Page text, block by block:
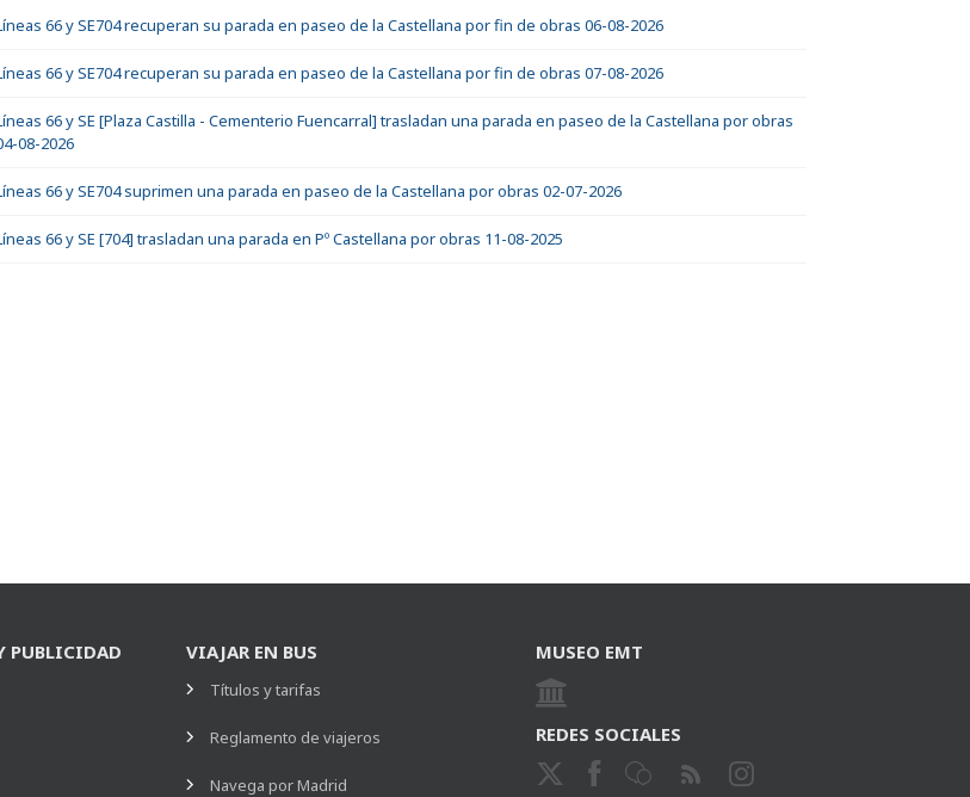
66 y SE704 recuperan su parada en paseo de la Castellana por fin de obras 06-08-2026
66 y SE704 recuperan su parada en paseo de la Castellana por fin de obras 07-08-2026
66 y SE [Plaza Castilla - Cementerio Fuencarral] trasladan una parada en paseo de la Castellana por obras
08-2026
66 y SE704 suprimen una parada en paseo de la Castellana por obras 02-07-2026
66 y SE [704] trasladan una parada en Pº Castellana por obras 11-08-2025
PUBLICIDAD VIAJAR EN BUS
Títulos y tarifas
Reglamento de viajeros
Navega por Madrid
MUSEO EMT
REDES SOCIALES